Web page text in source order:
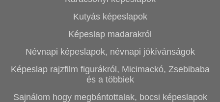
Kutyás képeslapok
Képeslap madarakról
Névnapi képeslapok, névnapi jókívánságok
Képeslap rajzfilm figurákról, Micimackó, Zsebibaba
és a többiek
Sajnálom hogy megbántottalak, bocsi képeslapok